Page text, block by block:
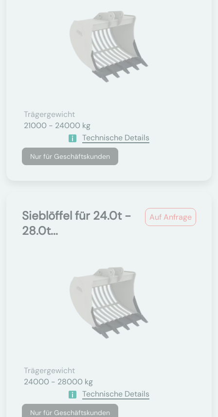
Trägergewicht
21000 - 24000 kg
Technische Details
Nur für Geschäftskunden
Auf Anfrage
Sieblöffel für 24.0t -
28.0t...
Trägergewicht
24000 - 28000 kg
Technische Details
Nur für Geschäftskunden